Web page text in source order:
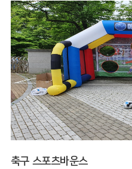
축구 스포츠바운스